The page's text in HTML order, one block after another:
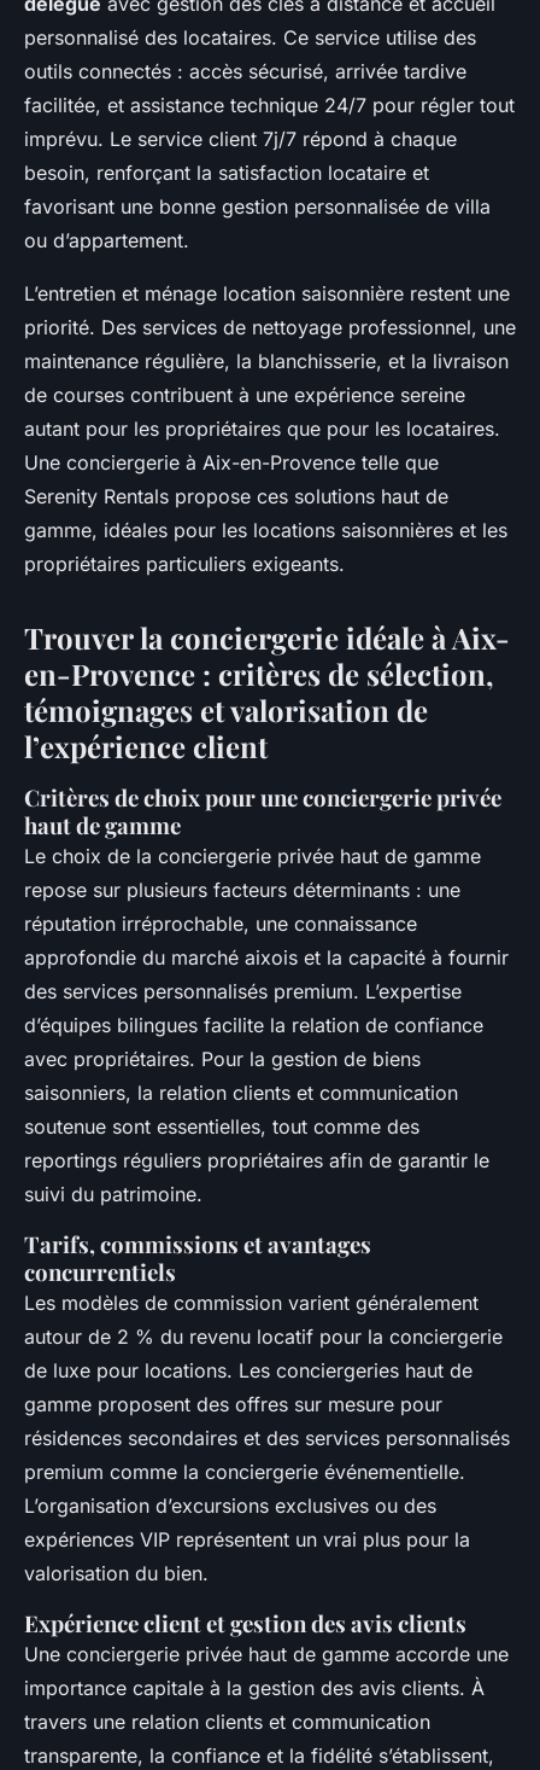
personnalisé des locataires. Ce service utilise des
outils connectés : accès sécurisé, arrivée tardive
facilitée, et assistance technique 24/7 pour régler tout
imprévu. Le service client 7j/7 répond à chaque
besoin, renforçant la satisfaction locataire et
favorisant une bonne gestion personnalisée de villa
ou d’appartement.
L’entretien et ménage location saisonnière restent une
priorité. Des services de nettoyage professionnel, une
maintenance régulière, la blanchisserie, et la livraison
de courses contribuent à une expérience sereine
autant pour les propriétaires que pour les locataires.
Une conciergerie à Aix-en-Provence telle que
Serenity Rentals propose ces solutions haut de
gamme, idéales pour les locations saisonnières et les
propriétaires particuliers exigeants.
Trouver la conciergerie idéale à Aix-
en-Provence : critères de sélection,
témoignages et valorisation de
l’expérience client
Critères de choix pour une conciergerie privée
haut de gamme
Le choix de la conciergerie privée haut de gamme
repose sur plusieurs facteurs déterminants : une
réputation irréprochable, une connaissance
approfondie du marché aixois et la capacité à fournir
des services personnalisés premium. L’expertise
d’équipes bilingues facilite la relation de confiance
avec propriétaires. Pour la gestion de biens
saisonniers, la relation clients et communication
soutenue sont essentielles, tout comme des
reportings réguliers propriétaires afin de garantir le
suivi du patrimoine.
Tarifs, commissions et avantages
concurrentiels
Les modèles de commission varient généralement
autour de 2 % du revenu locatif pour la conciergerie
de luxe pour locations. Les conciergeries haut de
gamme proposent des offres sur mesure pour
résidences secondaires et des services personnalisés
premium comme la conciergerie événementielle.
L’organisation d’excursions exclusives ou des
expériences VIP représentent un vrai plus pour la
valorisation du bien.
Expérience client et gestion des avis clients
Une conciergerie privée haut de gamme accorde une
importance capitale à la gestion des avis clients. À
travers une relation clients et communication
transparente, la confiance et la fidélité s’établissent,